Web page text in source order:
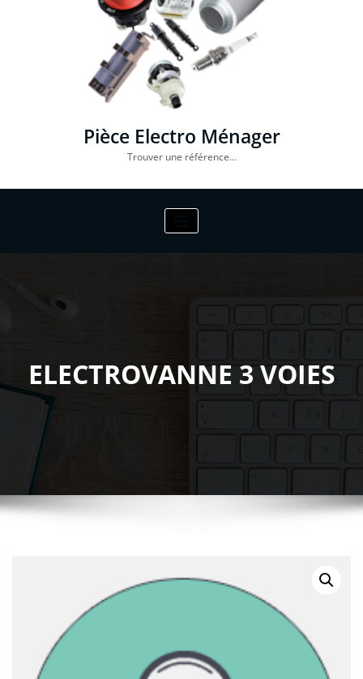
Pièce Electro Ménager
Trouver une référence…
ELECTROVANNE 3 VOIES